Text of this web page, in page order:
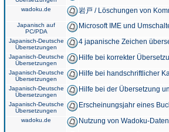
wadoku.de 岩戸 / Löschungen von
Japanisch auf
PC/PDA
Microsoft IME und
Japanisch-Deutsche
Übersetzungen
4 japanische Zeichen
Japanisch-Deutsche
Übersetzungen
Hilfe bei korrekter
Japanisch-Deutsche
Übersetzungen
Hilfe bei handschriftlicher
Japanisch-Deutsche
Übersetzungen
Hilfe bei der Übersetzung
Japanisch-Deutsche
Übersetzungen
Erscheinungsjahr eines
wadoku.de Nutzung von Wadoku-